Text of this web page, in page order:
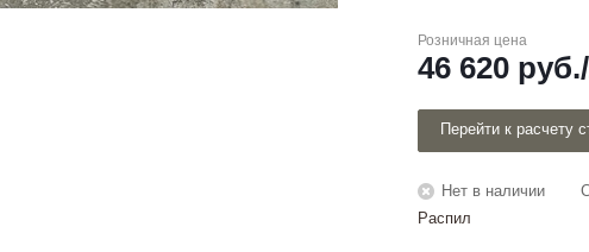
Розничная цена
46 620 руб.
Перейти к расчету
Нет в наличии
Распил